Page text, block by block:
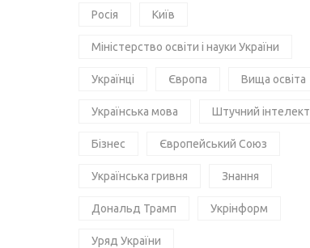
Росія Київ
Міністерство освіти і науки України
Українці Європа Вища освіта
Українська мова Штучний інтелект
Бізнес Європейський Союз
Українська гривня Знання
Дональд Трамп Укрінформ
Уряд України